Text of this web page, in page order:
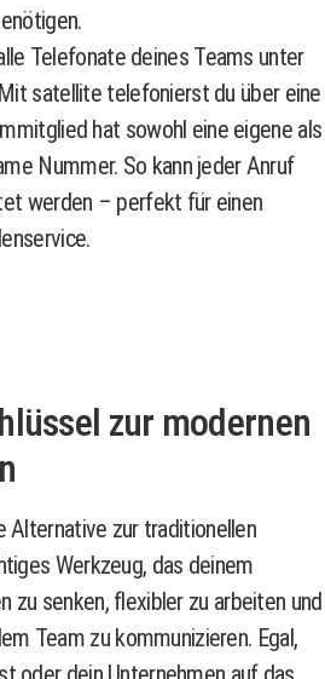
Telefonate deines Teams unter
satellite telefonierst du über eine
hat sowohl eine eigene als
Nummer. So kann jeder Anruf
werden – perfekt für einen
zur modernen
Alternative zur traditionellen
Werkzeug, das deinem
zu senken, flexibler zu arbeiten und
Team zu kommunizieren. Egal,